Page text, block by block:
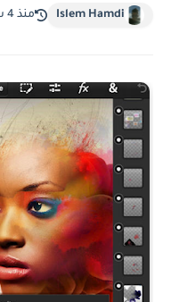
Islem Hamdi منذ 4 سنة